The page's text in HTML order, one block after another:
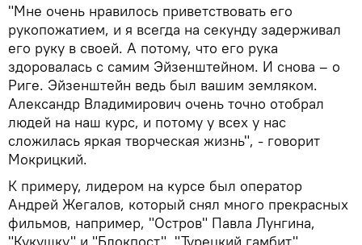
"Мне очень нравилось приветствовать его
рукопожатием, и я всегда на секунду задерживал
его руку в своей. А потому, что его рука
здоровалась с самим Эйзенштейном. И снова – о
Риге. Эйзенштейн ведь был вашим земляком.
Александр Владимирович очень точно отобрал
людей на наш курс, и потому у всех у нас
сложилась яркая творческая жизнь", - говорит
Мокрицкий.
К примеру, лидером на курсе был оператор
Андрей Жегалов, который снял много прекрасных
фильмов, например, "Остров" Павла Лунгина,
"Кукушку" и "Блокпост", "Турецкий гамбит",